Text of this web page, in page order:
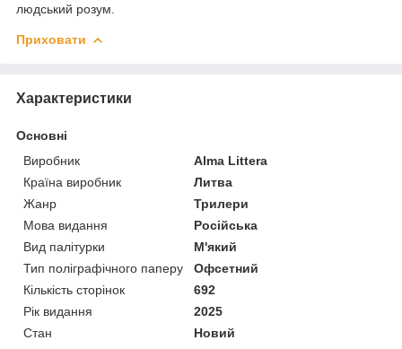
людський розум.
Приховати
Характеристики
Основні
Виробник
Alma Littera
Країна виробник
Литва
Жанр
Трилери
Мова видання
Російська
Вид палітурки
М'який
Тип поліграфічного паперу
Офсетний
Кількість сторінок
692
Рік видання
2025
Стан
Новий